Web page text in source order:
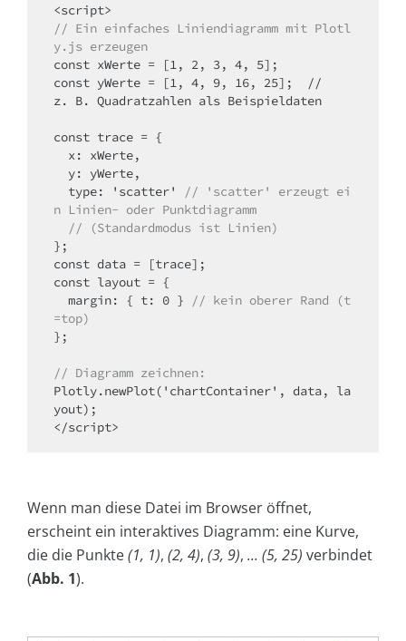
// Ein einfaches Liniendiagramm mit Plotl
y.js erzeugen
const xWerte = [1, 2, 3, 4, 5];
const yWerte = [1, 4, 9, 16, 25];  //
z. B. Quadratzahlen als Beispieldaten
const trace = {
  type: 'scatter'
// 'scatter' erzeugt ei
n Linien- oder Punktdiagramm
// (Standardmodus ist Linien)
};
const data = [trace];
const layout = {
  margin: { t: 0 }
// kein oberer Rand (t
=top)
};
// Diagramm zeichnen:
Plotly.newPlot('chartContainer', data, la
yout);
Wenn man diese Datei im Browser öffnet,
erscheint ein interaktives Diagramm: eine Kurve,
die die Punkte(1, 1), (2, 4), (3, 9), ... (5, 25) verbindet
(Abb. 1).